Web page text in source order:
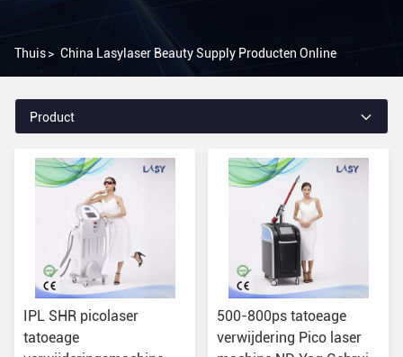
Thuis> China Lasylaser Beauty Supply Producten Online
Product
IPL SHR picolaser
tatoeage
500-800ps tatoeage
verwijdering Pico laser